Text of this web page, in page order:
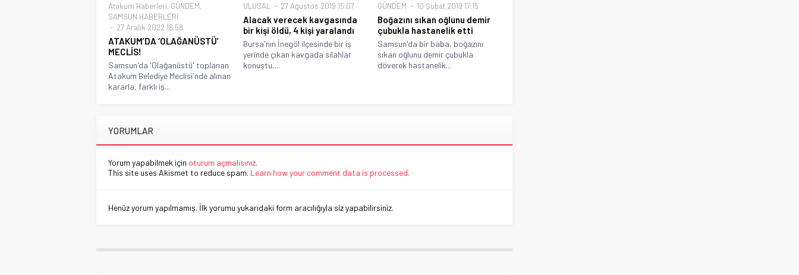
Atakum Haberleri, GÜNDEM,
SAMSUN HABERLERİ
27 Aralık 2022 18:58
ATAKUM’DA ‘OLAĞANÜSTÜ’
MECLİS!
Samsun'da 'Olağanüstü' toplanan
Atakum Belediye Meclisi'nde alınan
kararla, farklı iş...
ULUSAL 27 Ağustos 2019 15:07
Alacak verecek kavgasında
bir kişi öldü, 4 kişi yaralandı
Bursa'nın İnegöl ilçesinde bir iş
yerinde çıkan kavgada silahlar
konuştu,...
GÜNDEM 10 Şubat 2019 17:15
Boğazını sıkan oğlunu demir
çubukla hastanelik etti
Samsun'da bir baba, boğazını
sıkan oğlunu demir çubukla
döverek hastanelik...
YORUMLAR
Yorum yapabilmek için oturum açmalısınız.
This site uses Akismet to reduce spam. Learn how your comment data is processed.
Henüz yorum yapılmamış. İlk yorumu yukarıdaki form aracılığıyla siz yapabilirsiniz.